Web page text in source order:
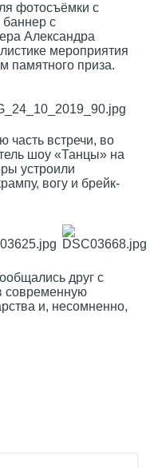
фотосъёмки с
баннер с
Александра
мероприятия
памятного приза.
часть встречи, во
шоу «Танцы» на
устроили
вогу и брейк-
друг с
современную
и, несомненно,